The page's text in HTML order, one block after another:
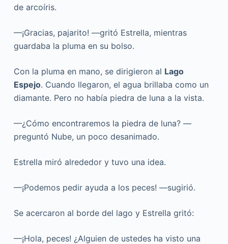
de arcoíris.
—¡Gracias, pajarito! —gritó Estrella, mientras
guardaba la pluma en su bolso.
Con la pluma en mano, se dirigieron al Lago
Espejo. Cuando llegaron, el agua brillaba como un
diamante. Pero no había piedra de luna a la vista.
—¿Cómo encontraremos la piedra de luna? —
preguntó Nube, un poco desanimado.
Estrella miró alrededor y tuvo una idea.
—¡Podemos pedir ayuda a los peces! —sugirió.
Se acercaron al borde del lago y Estrella gritó:
—¡Hola, peces! ¿Alguien de ustedes ha visto una